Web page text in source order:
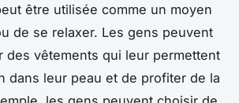
être utilisée comme un moyen
de se relaxer. Les gens peuvent
des vêtements qui leur permettent
dans leur peau et de profiter de la